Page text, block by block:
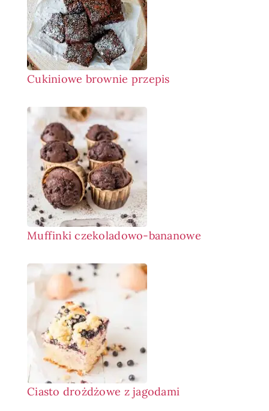
Cukiniowe brownie przepis
Muffinki czekoladowo-bananowe
Ciasto drożdżowe z jagodami